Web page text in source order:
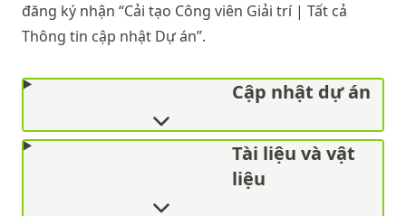
đăng ký nhận “Cải tạo Công viên Giải trí | Tất cả
Thông tin cập nhật Dự án”.
Cập nhật dự án
Tài liệu và vật
liệu